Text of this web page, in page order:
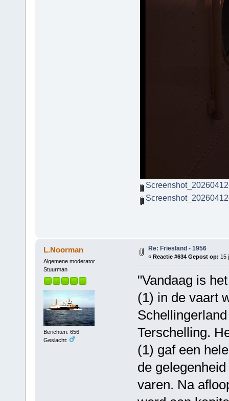
L.Noorman
Algemene moderator
Stuurman
Berichten: 656
Geslacht:
Re: Friesland - 1956
« Reactie #634 Gepost op: 15
"Vandaag is
(1) in de vaart
Terschelling.
(1) gaf een
de
varen. Na